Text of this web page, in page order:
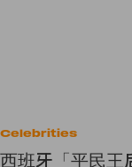
Celebrities
西班牙「平民王